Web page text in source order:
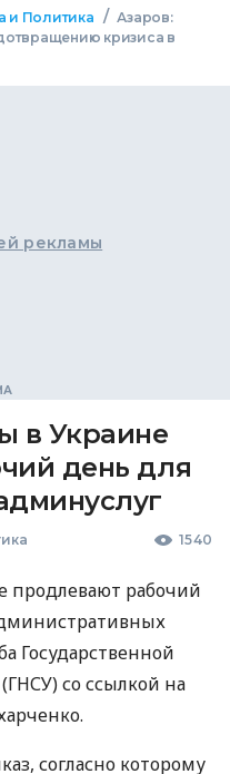
и Политика / Азаров:
кризиса в
рекламы
в Украине
день для
1540
продлевают рабочий
Государственной
со ссылкой на
согласно которому